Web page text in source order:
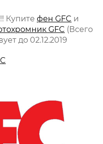
Купите фен GFC и
GFC (Всего
до 02.12.2019